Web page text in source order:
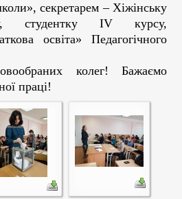
секретарем–Хіжінську
студентку IV курсу,
освіта» Педагогічного
колег! Бажаємо
праці!